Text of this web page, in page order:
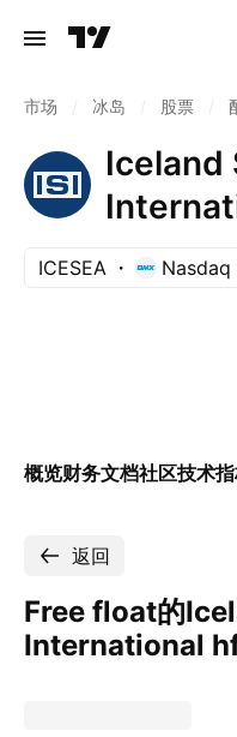
市场 冰岛 股票
Iceland
ICESEA Nasdaq
概览财务文档社区技术
返回
Free float的
International hf